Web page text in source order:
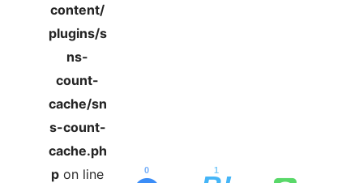
content/
plugins/s
ns-
count-
cache/sn
s-count-
cache.ph
p on line
0 1